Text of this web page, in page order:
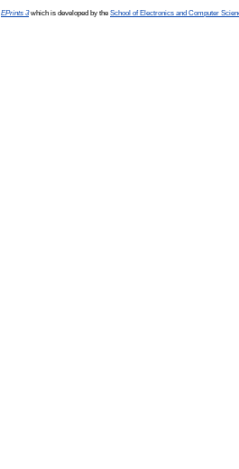
EPrints 3which is developed by the School of Electronics and Computer